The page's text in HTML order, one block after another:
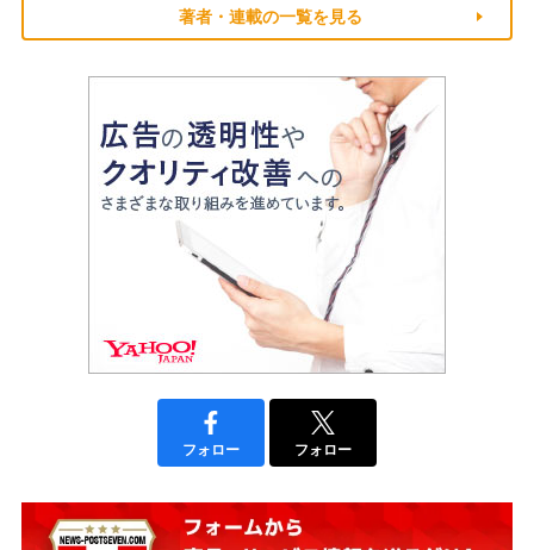
著者・連載の一覧を見る
フォロー フォロー